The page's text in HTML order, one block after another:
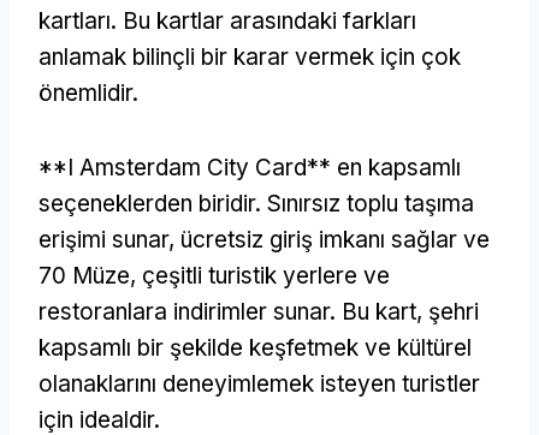
kartları. Bu kartlar arasındaki farkları
anlamak bilinçli bir karar vermek için çok
önemlidir.
**I Amsterdam City Card** en kapsamlı
seçeneklerden biridir. Sınırsız toplu taşıma
erişimi sunar, ücretsiz giriş imkanı sağlar ve
70 Müze, çeşitli turistik yerlere ve
restoranlara indirimler sunar. Bu kart, şehri
kapsamlı bir şekilde keşfetmek ve kültürel
olanaklarını deneyimlemek isteyen turistler
için idealdir.